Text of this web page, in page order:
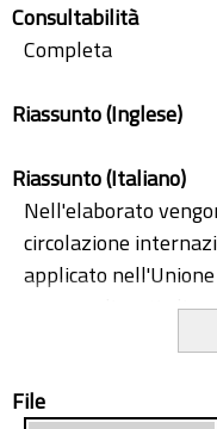
Consultabilità
Completa
Riassunto (Inglese)
Riassunto (Italiano)
Nell'elaborato
circolazione
applicato
sono analizzati gli
principali direttive e
L'analisi prosegue
File